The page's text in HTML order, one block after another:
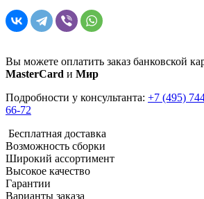
Вы можете оплатить заказ банковской
MasterCard и Мир
Подробности у консультанта: +7 (495)
66-72
Бесплатная доставка
Возможность сборки
Широкий ассортимент
Высокое качество
Гарантии
Варианты заказа